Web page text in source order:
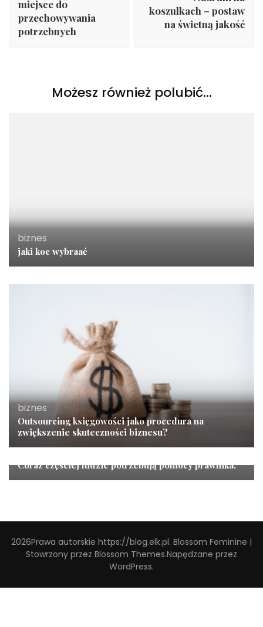
miejsce do
przechowywania
potrzebnych
koszulkach – postaw
na świetną jakość
Możesz również polubić…
biznes
jaki koc wybraać
biznes
Outsourcing księgowości jako procedura na
zwiększenie skuteczności biznesu?
biznes
Coraz częściej ludzie potrzebują pomocy prawnika.
2026Prawa autorskie https://blog.elk.pl. Blossom Feminine |
Stowrzony przez Blossom Themes.Napędzane przez
WordPress.